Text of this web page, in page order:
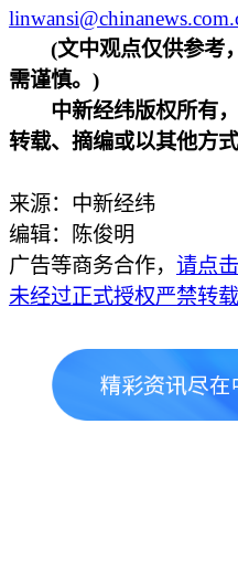
(文中观点仅供参考
需谨慎。)
中新经纬版权所有
转载、摘编或以其他方式
来源：中新经纬
编辑：陈俊明
广告等商务合作， 请点
未经过正式授权严禁转